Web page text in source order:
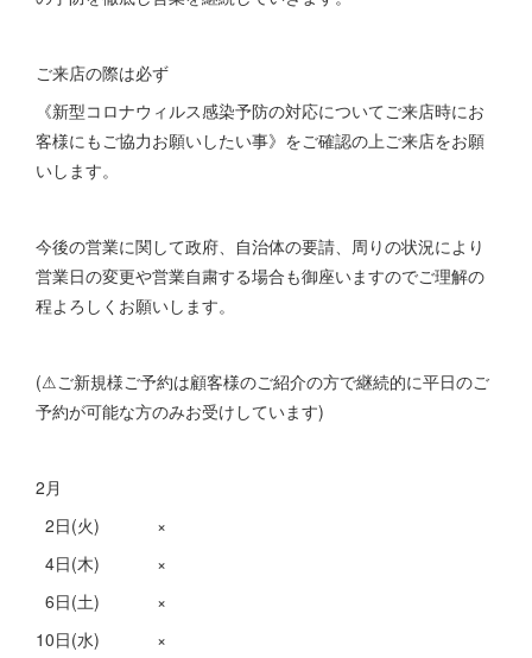
ご来店の際は必ず
《新型コロナウィルス感染予防の対応についてご来店時にお
客様にもご協力お願いしたい事》をご確認の上ご来店をお願
いします。
今後の営業に関して政府、自治体の要請、周りの状況により
営業日の変更や営業自粛する場合も御座いますのでご理解の
程よろしくお願いします。
(⚠︎ご新規様ご予約は顧客様のご紹介の方で継続的に平日のご
予約が可能な方のみお受けしています)
2月
2日(火) ×
4日(木) ×
6日(土) ×
10日(水) ×